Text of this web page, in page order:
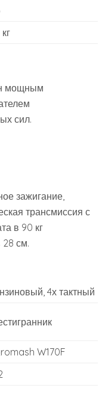
мощным
сил.
зажигание,
трансмиссия с
в 90 кг
28 см.
4х тактный
W170F